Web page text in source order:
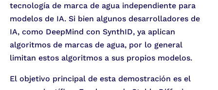
tecnología de marca de agua independiente para
modelos de IA. Si bien algunos desarrolladores de
IA, como DeepMind con SynthID, ya aplican
algoritmos de marcas de agua, por lo general
limitan estos algoritmos a sus propios modelos.
El objetivo principal de esta demostración es el